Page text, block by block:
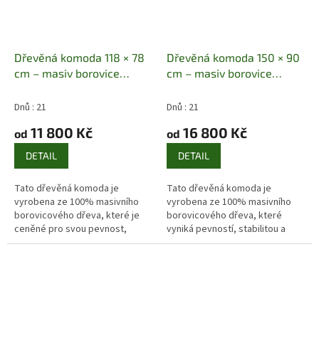
Dřevěná komoda 118 × 78
cm – masiv borovice
+ 2 dvířka | 118 × 78 × 47
Dnů : 21
od 11 800 Kč
DETAIL
Tato dřevěná komoda je
vyrobena ze 100% masivního
borovicového dřeva, které je
ceněné pro svou pevnost,
dlouhou životnost a výraznou
Dřevěná komoda 150 × 90
cm – masiv borovice
+ 2 dvířka | 150 × 90 × 45
Dnů : 21
od 16 800 Kč
DETAIL
Tato dřevěná komoda je
vyrobena ze 100% masivního
borovicového dřeva, které
vyniká pevností, stabilitou a
krásnou přírodní kresbou. Díky